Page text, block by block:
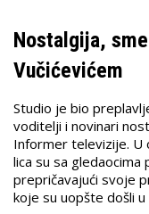
Nostalgija,
Vučićevićem
Studio je bio
voditelji i novinari
Informer televizije. U
lica su sa
prepričavajući svoje
koje su uopšte došli u